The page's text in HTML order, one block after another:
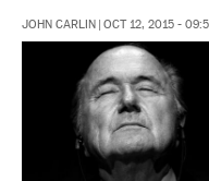
JOHN CARLIN | OCT 12, 2015 -